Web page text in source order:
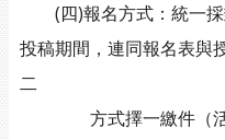
(四)報名方式：統一採
投稿期間，連同報名表與
二
方式擇一繳件（活動